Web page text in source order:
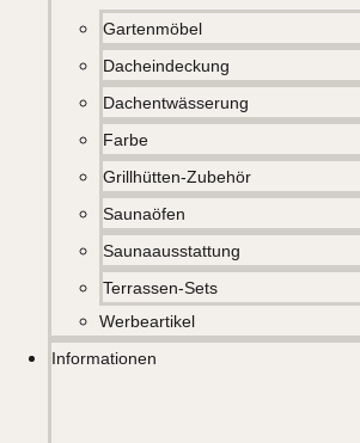
Gartenmöbel
Dacheindeckung
Dachentwässerung
Farbe
Grillhütten-Zubehör
Saunaöfen
Saunaausstattung
Terrassen-Sets
Werbeartikel
Informationen